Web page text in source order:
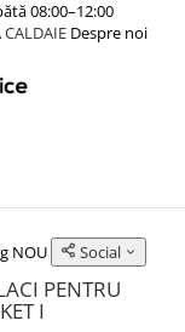
08:00–12:00
Despre noi
NOU Social
PENTRU
I